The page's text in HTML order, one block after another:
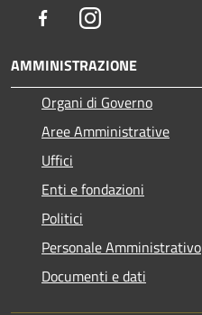
FacebookInstagram
AMMINISTRAZIONE
Organi di Governo
Aree Amministrative
Uffici
Enti e fondazioni
Politici
Personale Amministrativo
Documenti e dati